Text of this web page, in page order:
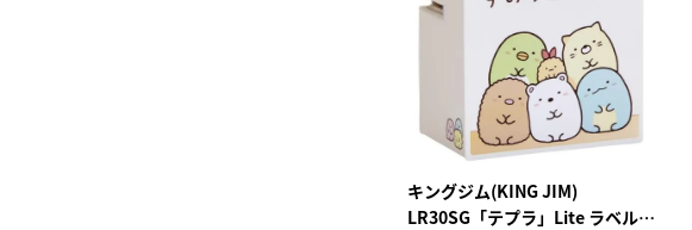
キングジム(KING JIM)
LR30SG「テプラ」Lite ラベルプ